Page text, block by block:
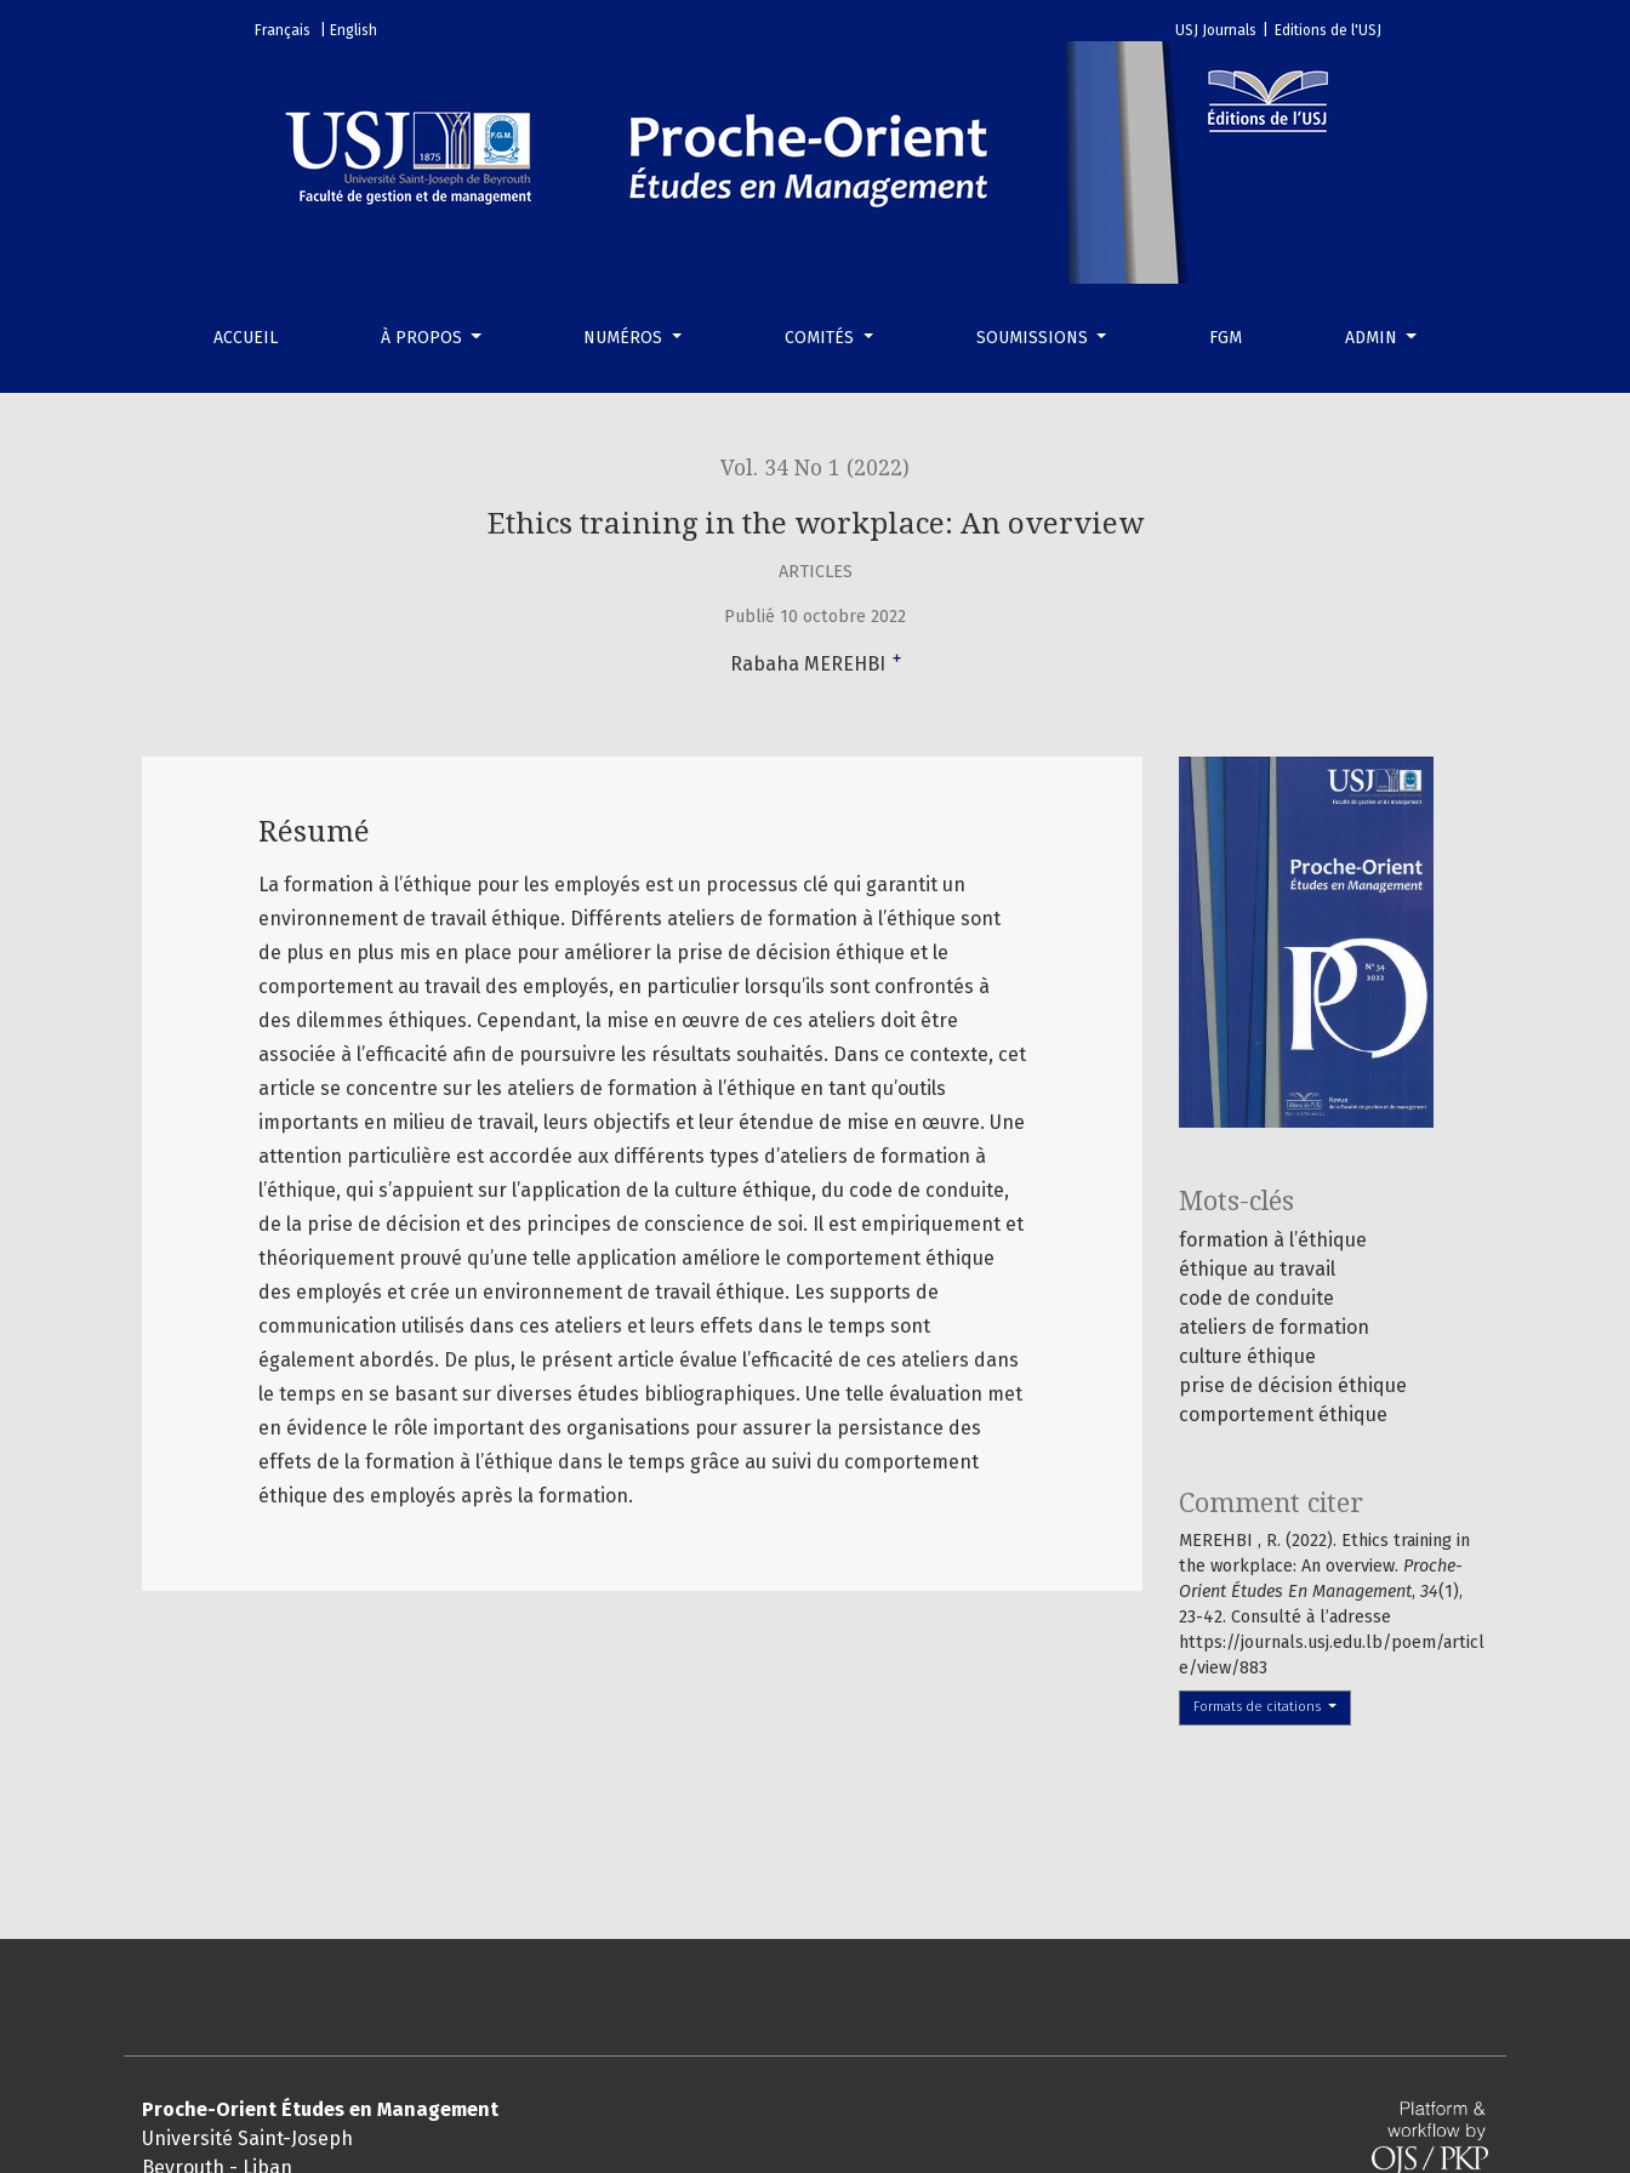
Ethics training in the workplace: An overview
Français | English USJ Journals Editions de l'USJ
ACCUEIL À PROPOS NUMÉROS COMITÉS SOUMISSIONS FGM ADMIN
Vol. 34 No 1 (2022)
Ethics training in the workplace: An overview
ARTICLES
Publié 10 octobre 2022
Rabaha MEREHBI +
Mots-clés
formation à l’éthique
éthique au travail
code de conduite
ateliers de formation
culture éthique
prise de décision éthique
comportement éthique
Comment citer
MEREHBI , R. (2022). Ethics training in
the workplace: An overview. Proche-
Orient Études En Management, 34(1),
23-42. Consulté à l’adresse
https://journals.usj.edu.lb/poem/articl
e/view/883
Formats de citations
Résumé
La formation à l’éthique pour les employés est un processus clé qui garantit un
environnement de travail éthique. Différents ateliers de formation à l’éthique sont
de plus en plus mis en place pour améliorer la prise de décision éthique et le
comportement au travail des employés, en particulier lorsqu’ils sont confrontés à
des dilemmes éthiques. Cependant, la mise en œuvre de ces ateliers doit être
associée à l’efficacité afin de poursuivre les résultats souhaités. Dans ce contexte, cet
article se concentre sur les ateliers de formation à l’éthique en tant qu’outils
importants en milieu de travail, leurs objectifs et leur étendue de mise en œuvre. Une
attention particulière est accordée aux différents types d’ateliers de formation à
l’éthique, qui s’appuient sur l’application de la culture éthique, du code de conduite,
de la prise de décision et des principes de conscience de soi. Il est empiriquement et
théoriquement prouvé qu’une telle application améliore le comportement éthique
des employés et crée un environnement de travail éthique. Les supports de
communication utilisés dans ces ateliers et leurs effets dans le temps sont
également abordés. De plus, le présent article évalue l’efficacité de ces ateliers dans
le temps en se basant sur diverses études bibliographiques. Une telle évaluation met
en évidence le rôle important des organisations pour assurer la persistance des
effets de la formation à l’éthique dans le temps grâce au suivi du comportement
éthique des employés après la formation.
Proche-Orient Études en Management
Université Saint-Joseph
Beyrouth - Liban